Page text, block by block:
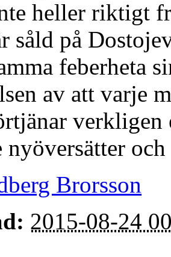
heller riktigt
såld på
feberheta
av att varje
verkligen
nyöversätter
Brorsson
2015-08-24